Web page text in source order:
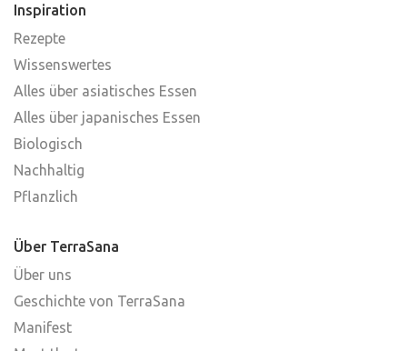
Inspiration
Rezepte
Wissenswertes
Alles über asiatisches Essen
Alles über japanisches Essen
Biologisch
Nachhaltig
Pflanzlich
Über TerraSana
Über uns
Geschichte von TerraSana
Manifest